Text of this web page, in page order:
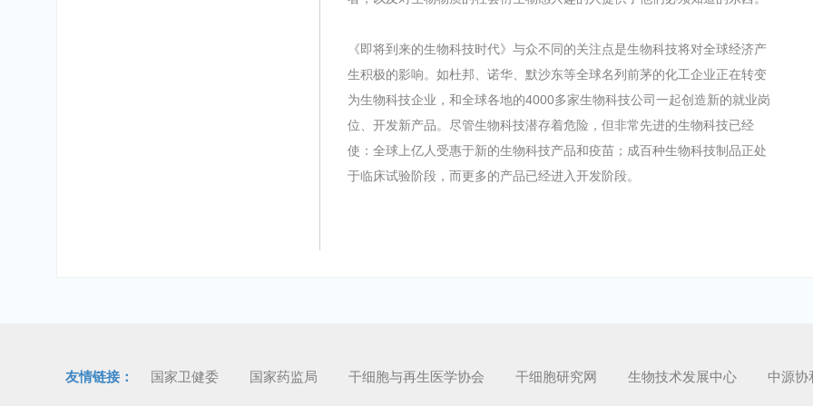
《即将到来的生物科技时代》与众不同的关注点是生物科技将对全球经济产
生积极的影响。如杜邦、诺华、默沙东等全球名列前茅的化工企业正在转变
为生物科技企业，和全球各地的4000多家生物科技公司一起创造新的就业岗
位、开发新产品。尽管生物科技潜存着危险，但非常先进的生物科技已经
使：全球上亿人受惠于新的生物科技产品和疫苗；成百种生物科技制品正处
于临床试验阶段，而更多的产品已经进入开发阶段。
友情链接： 国家卫健委 国家药监局 干细胞与再生医学协会 干细胞研究网 生物技术发展中心 中源协